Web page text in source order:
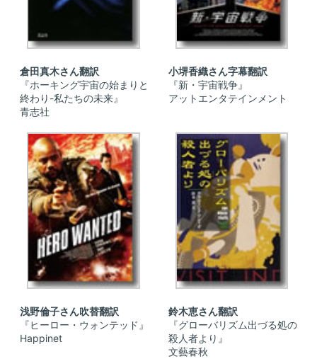
倉田真木さん翻訳
『ホーキング宇宙の始まりと
終わり-私たちの未来』
青志社
小堺香織さん字幕翻訳
『新・宇宙戦争』
アットエンタテインメント
浅野倫子さん吹替翻訳
『ヒーロー・ウォンテッド』
Happinet
鈴木恵さん翻訳
『グローバリズム出づる処の
殺人者より』
文藝春秋